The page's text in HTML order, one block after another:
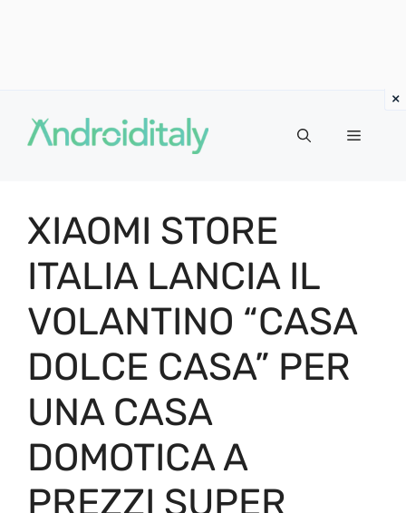
contenuto
MENU
XIAOMI STORE
ITALIA LANCIA IL
VOLANTINO “CASA
DOLCE CASA” PER
UNA CASA
DOMOTICA A
PREZZI SUPER